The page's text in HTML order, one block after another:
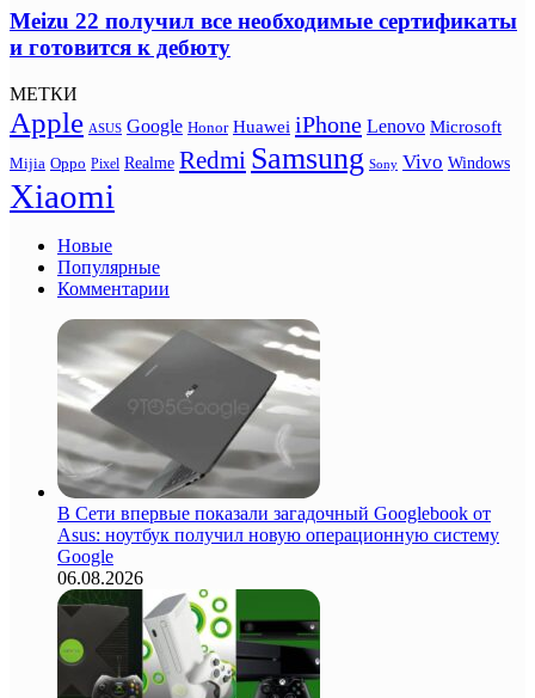
Meizu 22 получил все необходимые сертификаты
и готовится к дебюту
МЕТКИ
Apple ASUS Google Honor Huawei iPhone Lenovo Microsoft
Mijia Oppo Pixel Realme Redmi Samsung Sony Vivo Windows
Xiaomi
Новые
Популярные
Комментарии
В Сети впервые показали загадочный Googlebook от
Asus: ноутбук получил новую операционную систему
Google
06.08.2026